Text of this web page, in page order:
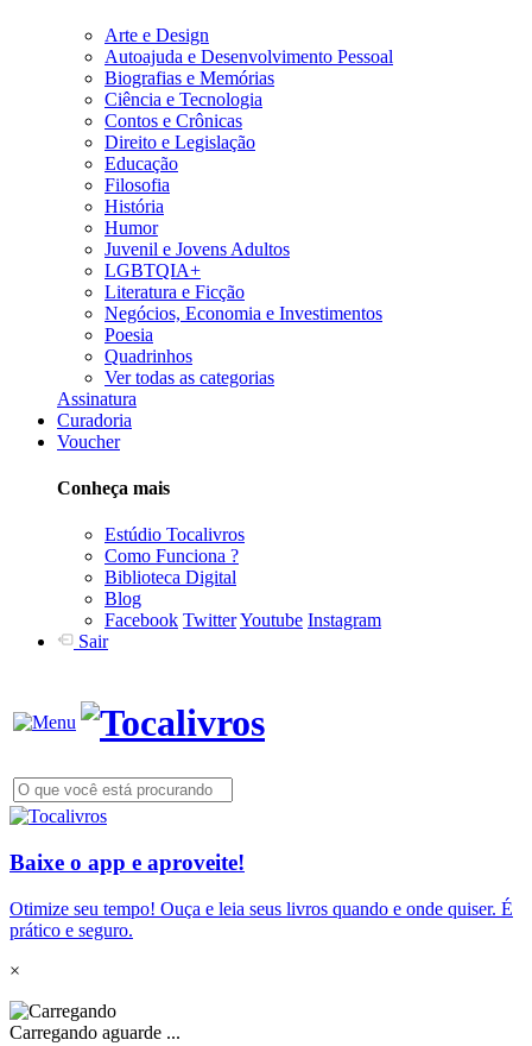
Arte e Design
Autoajuda e Desenvolvimento Pessoal
Biografias e Memórias
Ciência e Tecnologia
Contos e Crônicas
Direito e Legislação
Educação
Filosofia
História
Humor
Juvenil e Jovens Adultos
LGBTQIA+
Literatura e Ficção
Negócios, Economia e Investimentos
Poesia
Quadrinhos
Ver todas as categorias
Assinatura
Curadoria
Voucher
Conheça mais
Estúdio Tocalivros
Como Funciona ?
Biblioteca Digital
Blog
Facebook TwitterYoutube Instagram
Sair
Baixe o app e aproveite!
Otimize seu tempo! Ouça e leia seus livros quando e onde quiser. É
prático e seguro.
×
Carregando aguarde ...